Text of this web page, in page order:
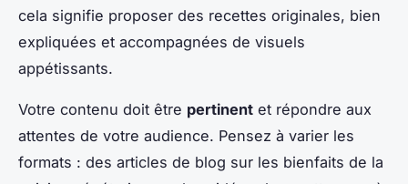
cela signifie proposer des recettes originales, bien
expliquées et accompagnées de visuels
appétissants.
Votre contenu doit être pertinent et répondre aux
attentes de votre audience. Pensez à varier les
formats : des articles de blog sur les bienfaits de la